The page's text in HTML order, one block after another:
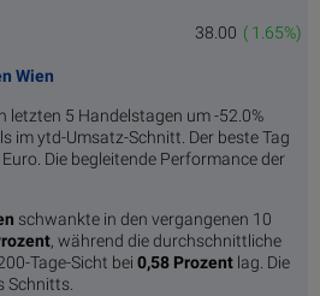
( 1.65%)
38.00
Wien
letzten 5 Handelstagen um -52.0%
im ytd-Umsatz-Schnitt. Der beste Tag
Die begleitende Performance der
schwankte in den vergangenen 10
, während die durchschnittliche
Tage-Sicht bei 0,58 Prozent lag. Die
Schnitts.